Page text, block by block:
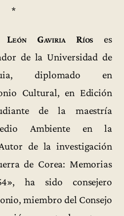
*
León Gaviria Ríos es
de la Universidad de
diplomado en
Cultural, en Edición
de la maestría
Ambiente en la
de la investigación
de Corea: Memorias
ha sido consejero
miembro del Consejo